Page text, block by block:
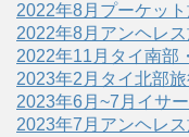
2022年8月プーケッ
2022年8月アンヘレ
2022年11月タイ南部
2023年2月タイ北部
2023年6月~7月イサ
2023年7月アンヘレ